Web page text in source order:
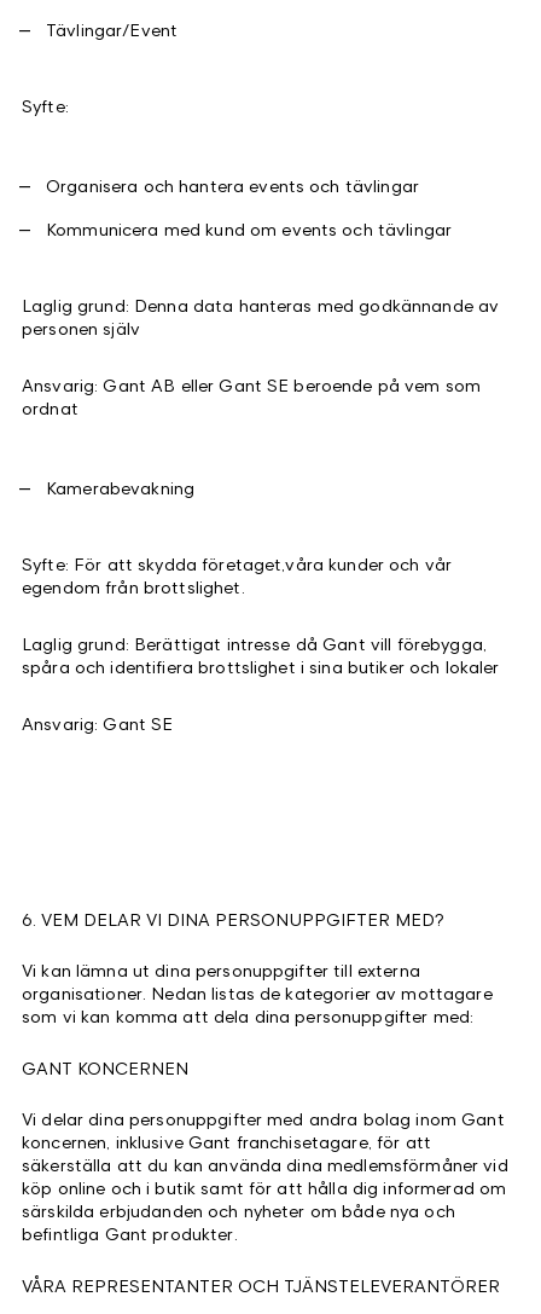
Tävlingar/Event
Syfte:
Organisera och hantera events och tävlingar
Kommunicera med kund om events och tävlingar
Laglig grund: Denna data hanteras med godkännande av
personen själv
Ansvarig: Gant AB eller Gant SE beroende på vem som
ordnat
Kamerabevakning
Syfte: För att skydda företaget,våra kunder och vår
egendom från brottslighet.
Laglig grund: Berättigat intresse då Gant vill förebygga,
spåra och identifiera brottslighet i sina butiker och lokaler
Ansvarig: Gant SE
6. VEM DELAR VI DINA PERSONUPPGIFTER MED?
Vi kan lämna ut dina personuppgifter till externa
organisationer. Nedan listas de kategorier av mottagare
som vi kan komma att dela dina personuppgifter med:
GANT KONCERNEN
Vi delar dina personuppgifter med andra bolag inom Gant
koncernen, inklusive Gant franchisetagare, för att
säkerställa att du kan använda dina medlemsförmåner vid
köp online och i butik samt för att hålla dig informerad om
särskilda erbjudanden och nyheter om både nya och
befintliga Gant produkter.
VÅRA REPRESENTANTER OCH TJÄNSTELEVERANTÖRER